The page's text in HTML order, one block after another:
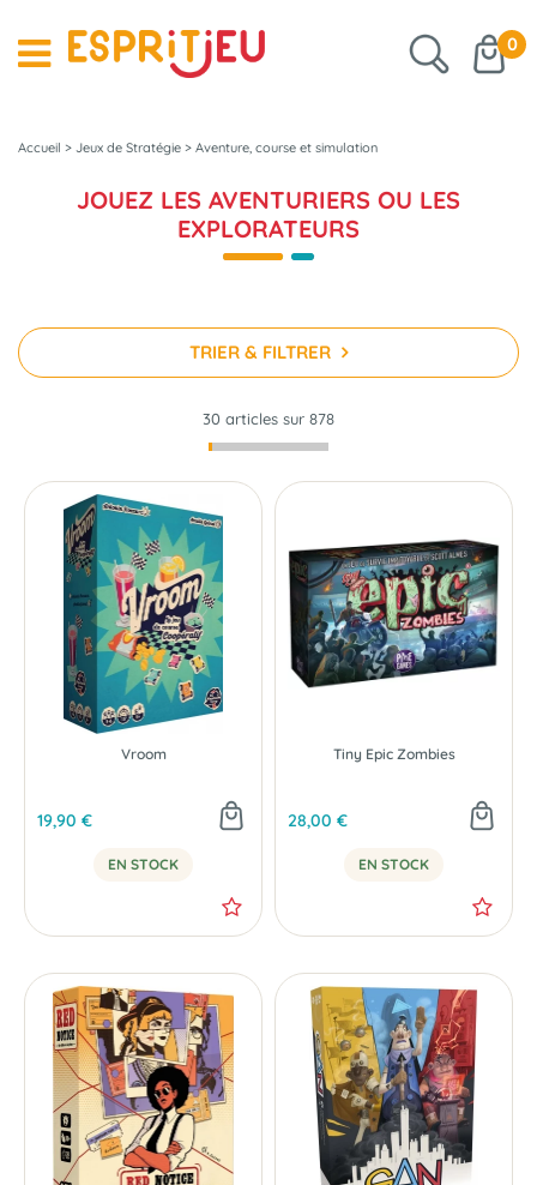
0
Accueil > Jeux de Stratégie > Aventure, course et simulation
JOUEZ LES AVENTURIERS OU LES
EXPLORATEURS
TRIER & FILTRER
30 articles sur 878
Vroom
19,90 €
EN STOCK
Tiny Epic Zombies
28,00 €
EN STOCK